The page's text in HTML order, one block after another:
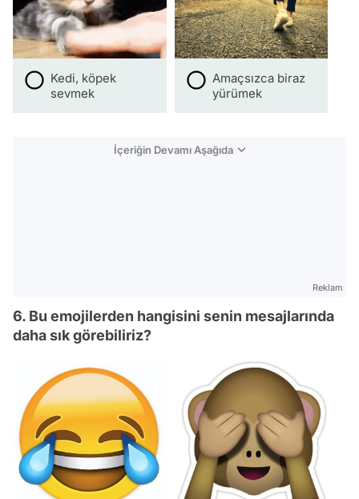
Kedi, köpek
sevmek
Amaçsızca biraz
yürümek
İçeriğin Devamı Aşağıda
Reklam
6. Bu emojilerden hangisini senin mesajlarında
daha sık görebiliriz?